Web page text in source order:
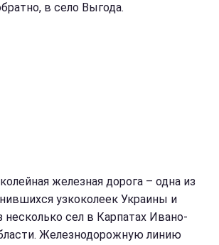
в село Выгода.
железная дорога – одна из
узкоколеек Украины и
несколько сел в Карпатах Ивано-
Железнодорожную линию